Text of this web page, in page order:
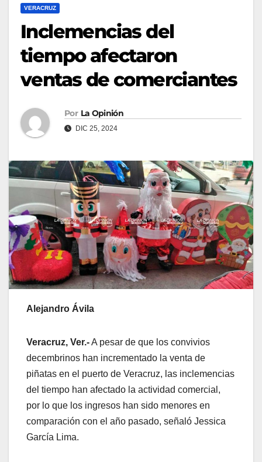
VERACRUZ
Inclemencias del
tiempo afectaron
ventas de comerciantes
Por La Opinión
DIC 25, 2024
Alejandro Ávila
Veracruz, Ver.-A pesar de que los convivios
decembrinos han incrementado la venta de
piñatas en el puerto de Veracruz, las inclemencias
del tiempo han afectado la actividad comercial,
por lo que los ingresos han sido menores en
comparación con el año pasado, señaló Jessica
García Lima.